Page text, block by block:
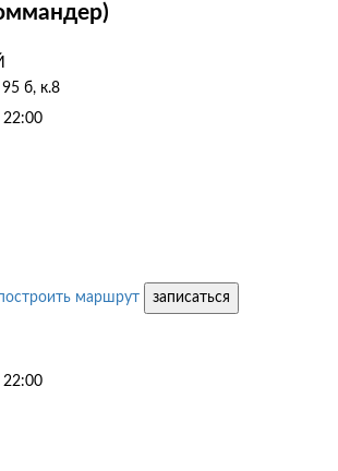
б, к.8
22:00
маршрут
записаться
22:00